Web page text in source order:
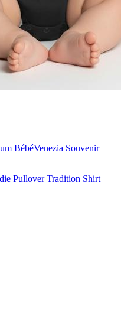
BébéVenezia Souvenir
Pullover Tradition Shirt